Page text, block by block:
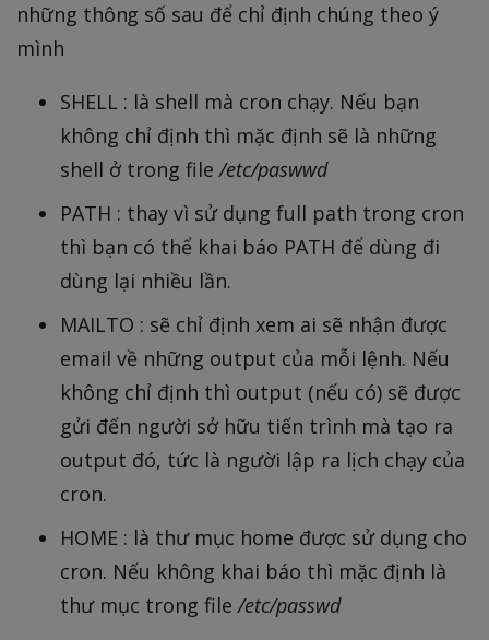
những thông số sau để chỉ định chúng theo ý
mình
SHELL : là shell mà cron chạy. Nếu bạn
không chỉ định thì mặc định sẽ là những
shell ở trong file/etc/paswwd
PATH : thay vì sử dụng full path trong cron
thì bạn có thể khai báo PATH để dùng đi
dùng lại nhiều lần.
MAILTO : sẽ chỉ định xem ai sẽ nhận được
email về những output của mỗi lệnh. Nếu
không chỉ định thì output (nếu có) sẽ được
gửi đến người sở hữu tiến trình mà tạo ra
output đó, tức là người lập ra lịch chạy của
cron.
HOME : là thư mục home được sử dụng cho
cron. Nếu không khai báo thì mặc định là
thư mục trong file/etc/passwd